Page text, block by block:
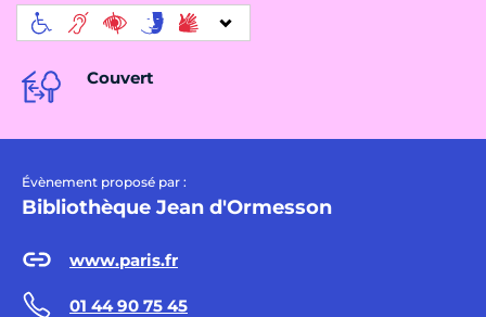
Couvert
Évènement proposé par :
Bibliothèque Jean d'Ormesson
www.paris.fr
01 44 90 75 45